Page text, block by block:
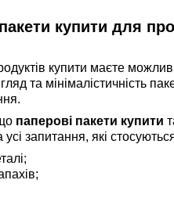
купити для
купити маєте
та мінімалістичність
паперові пакети купити
усі запитання, які